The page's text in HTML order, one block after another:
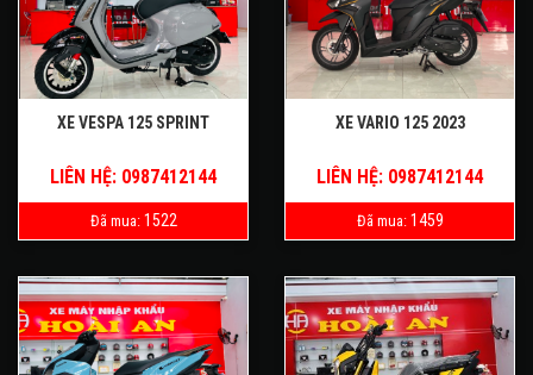
XE VESPA 125 SPRINT
LIÊN HỆ: 0987412144
Đã mua: 1522
XE VARIO 125 2023
LIÊN HỆ: 0987412144
Đã mua: 1459